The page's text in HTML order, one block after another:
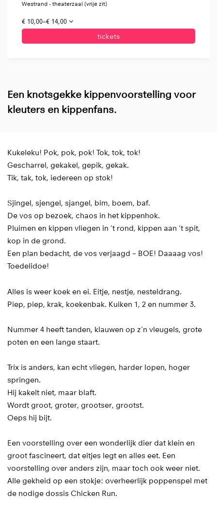
Westrand - theaterzaal (vrije zit)
€ 10,00–€ 14,00
tickets
Een knotsgekke kippenvoorstelling voor
kleuters en kippenfans.
Kukeleku! Pok, pok, pok! Tok, tok, tok!
Gescharrel, gekakel, gepik, gekak.
Tik, tak, tok, iedereen op stok!
Sjingel, sjengel, sjangel, bim, boem, baf.
De vos op bezoek, chaos in het kippenhok.
Pluimen en kippen vliegen in ’t rond, kippen aan ’t spit,
kop in de grond.
Een plan bedacht, de vos verjaagd – BOE! Daaaag vos!
Toedelidoe!
Alles is weer koek en ei. Eitje, nestje, nesteldrang.
Piep, piep, krak, koekenbak. Kuiken 1, 2 en nummer 3.
Nummer 4 heeft tanden, klauwen op z’n vleugels, grote
poten en een lange staart.
Trix is anders, kan echt vliegen, harder lopen, hoger
springen.
Hij kakelt niet, maar blaft.
Wordt groot, groter, grootser, grootst.
Oeps hij bijt.
Een voorstelling over een wonderlijk dier dat klein en
groot fascineert, dat eitjes legt en alles eet. Een
voorstelling over anders zijn, maar toch ook weer niet.
Alle gekheid op een stokje: overheerlijk poppenspel met
de nodige dossis Chicken Run.